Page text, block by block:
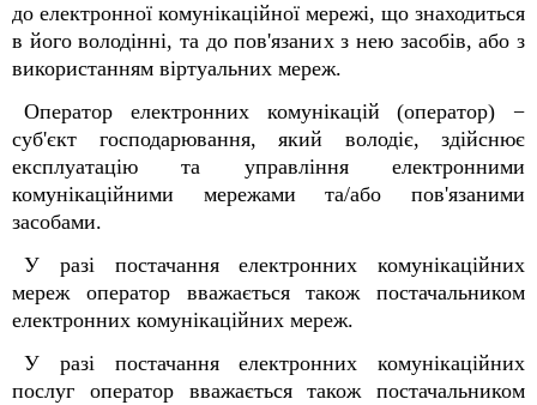
до електронної комунікаційної мережі, що знаходиться
в його володінні, та до пов'язаних з нею засобів, або з
використанням віртуальних мереж.
Оператор електронних комунікацій (оператор) −
суб'єкт господарювання, який володіє, здійснює
експлуатацію та управління електронними
комунікаційними мережами та/або пов'язаними
засобами.
У разі постачання електронних комунікаційних
мереж оператор вважається також постачальником
електронних комунікаційних мереж.
У разі постачання електронних комунікаційних
послуг оператор вважається також постачальником